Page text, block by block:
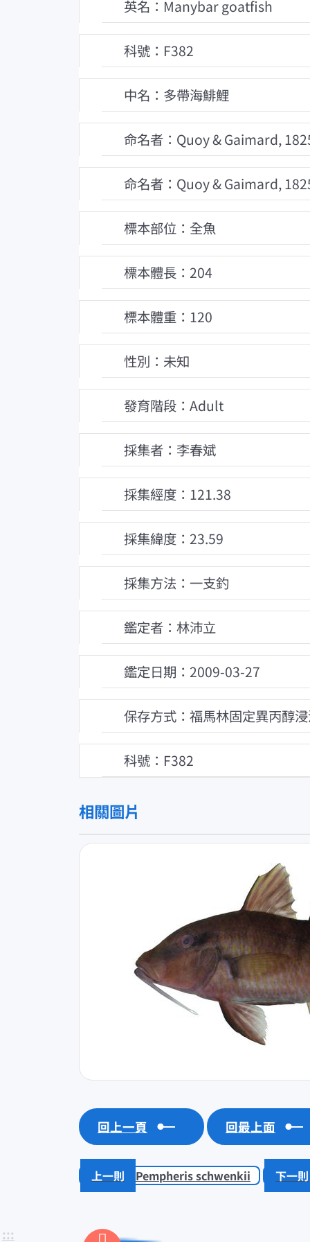
英名：Manybar goatfish
科號：F382
中名：多帶海鯡鯉
命名者：Quoy & Gaimard,
命名者：Quoy & Gaimard,
標本部位：全魚
標本體長：204
標本體重：120
性別：未知
發育階段：Adult
採集者：李春斌
採集經度：121.38
採集緯度：23.59
採集方法：一支釣
鑑定者：林沛立
鑑定日期：2009-03-27
保存方式：福馬林固定異丙醇
科號：F382
相關圖片
回上一頁 回最上面
Pempheris schwenkii
:::